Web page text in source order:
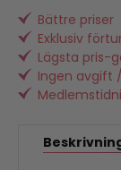
Bättre priser
Exklusiv
Lägsta pris-
Ingen avgift